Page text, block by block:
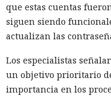
que estas cuentas
siguen siendo
actualizan las
Los especialistas
un objetivo prioritario
importancia en los